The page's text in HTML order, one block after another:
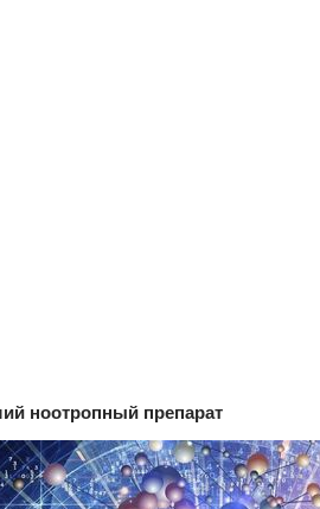
ноотропный препарат